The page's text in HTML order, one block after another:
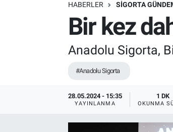
HABERLER SIGORTA
Bir kez
Anadolu Sigorta,
#Anadolu Sigorta
28.05.2024 - 15:35
YAYINLANMA
1 DK
OKUNMA
Sağlık Sigortaları
Sporun Sigortası